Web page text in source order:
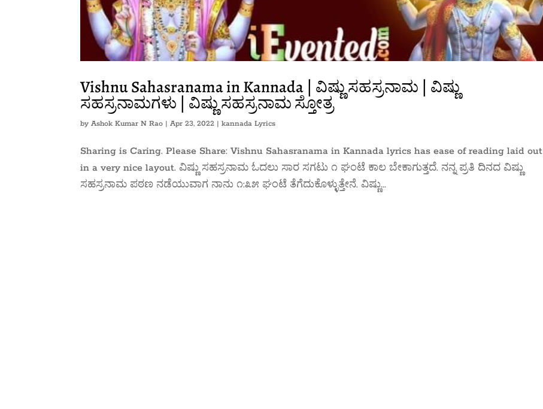
Vishnu Sahasranama in Kannada | ವಿಷ್ಣು ಸಹಸ್ರನಾಮ | ವಿಷ್ಣು
ಸಹಸ್ರನಾಮಗಳು | ವಿಷ್ಣು ಸಹಸ್ರನಾಮ ಸ್ತೋತ್ರ
byAshok Kumar N Rao |Apr 23, 2022 |kannada Lyrics
Sharing is Caring. Please Share: Vishnu Sahasranama in Kannada lyrics has ease of reading laid out
in a very nice layout. ವಿಷ್ಣು ಸಹಸ್ರನಾಮ ಓದಲು ಸಾರ ಸಗಟು ೧ ಘಂಟೆ ಕಾಲ ಬೇಕಾಗುತ್ತದೆ. ನನ್ನ ಪ್ರತಿ ದಿನದ ವಿಷ್ಣು
ಸಹಸ್ರನಾಮ ಪಠಣ ನಡೆಯುವಾಗ ನಾನು ೧:೩೫ ಘಂಟೆ ತೆಗೆದುಕೊಳ್ಳುತ್ತೇನೆ. ವಿಷ್ಣು...